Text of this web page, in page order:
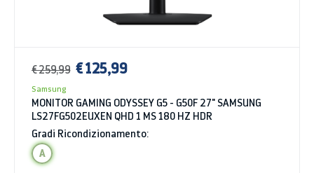
€ 259,99 € 125,99
Samsung
MONITOR GAMING ODYSSEY G5 - G50F 27" SAMSUNG
LS27FG502EUXEN QHD 1 MS 180 HZ HDR
Gradi Ricondizionamento:
A